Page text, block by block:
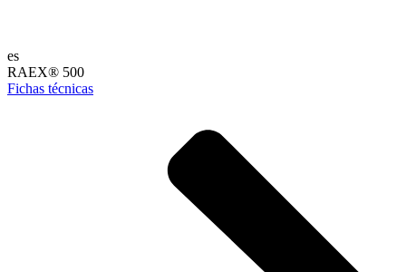
es
RAEX® 500
Fichas técnicas